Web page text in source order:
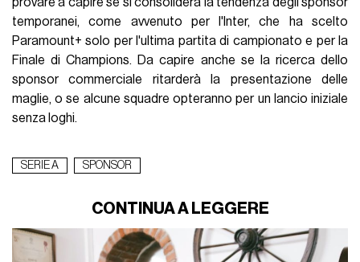
temporanei, come avvenuto per l'Inter, che ha scelto
Paramount+ solo per l'ultima partita di campionato e per la
Finale di Champions. Da capire anche se la ricerca dello
sponsor commerciale ritarderà la presentazione delle
maglie, o se alcune squadre opteranno per un lancio iniziale
senza loghi.
SERIE A SPONSOR
CONTINUA A LEGGERE